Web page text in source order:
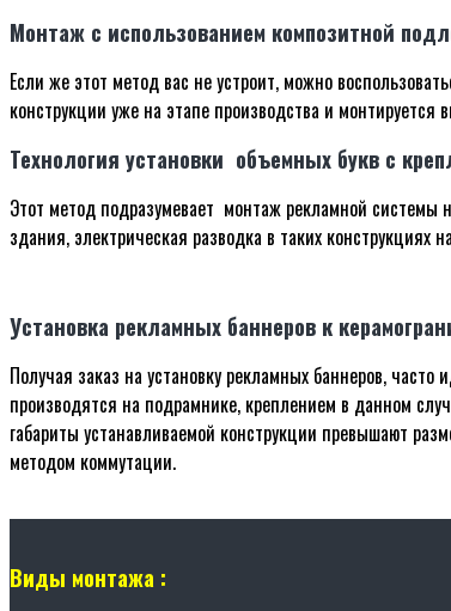
Монтаж с использованием композитной
Если же этот метод вас не устроит, можно
конструкции уже на этапе производства и монтируется
Технология установки объемных букв с
Этот метод подразумевает монтаж рекламной системы
здания, электрическая разводка в таких конструкциях
Установка рекламных баннеров к
Получая заказ на установку рекламных баннеров,
производятся на подрамнике, креплением в данном
габариты устанавливаемой конструкции превышают
методом коммутации.
Виды монтажа :